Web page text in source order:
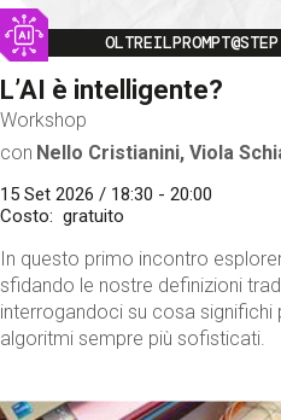
Image
OLTREILPROMPT@STEP
L’AI è intelligente?
Workshop
con Nello Cristianini, Viola
15 Set 2026 / 18:30 - 20:00
Costo
gratuito
In questo primo incontro
sfidando le nostre definizioni
interrogandoci su cosa significhi
algoritmi sempre più sofisticati.